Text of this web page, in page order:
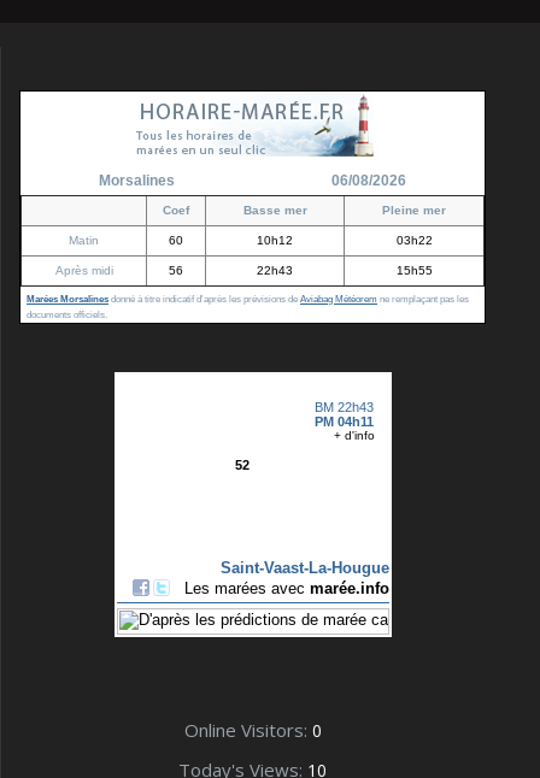
Morsalines 06/08/2026
Coef Basse mer Pleine mer
Matin 60 10h12 03h22
Après midi 56 22h43 15h55
Marées Morsalines donné à titre indicatif d'après les prévisions de Aviabag Météorem ne remplaçant pas les
documents officiels.
Online Visitors: 0
Today's Views: 10